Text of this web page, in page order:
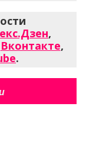
,
Вконтакте,
.